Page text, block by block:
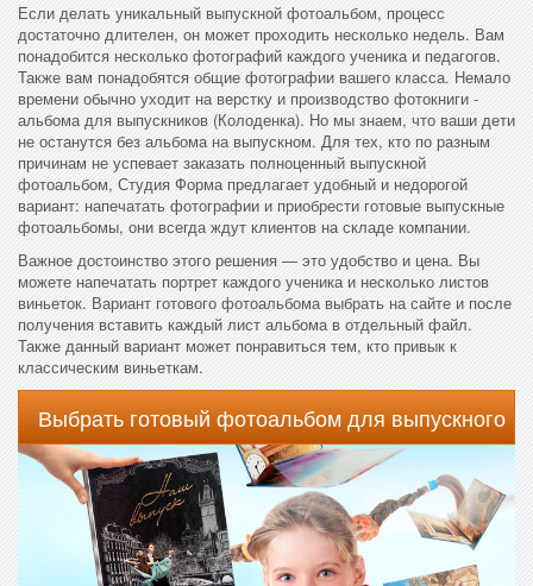
Если делать уникальный выпускной фотоальбом, процесс
достаточно длителен, он может проходить несколько недель. Вам
понадобится несколько фотографий каждого ученика и педагогов.
Также вам понадобятся общие фотографии вашего класса. Немало
времени обычно уходит на верстку и производство фотокниги -
альбома для выпускников (Колоденка). Но мы знаем, что ваши дети
не останутся без альбома на выпускном. Для тех, кто по разным
причинам не успевает заказать полноценный выпускной
фотоальбом, Студия Форма предлагает удобный и недорогой
вариант: напечатать фотографии и приобрести готовые выпускные
фотоальбомы, они всегда ждут клиентов на складе компании.
Важное достоинство этого решения — это удобство и цена. Вы
можете напечатать портрет каждого ученика и несколько листов
виньеток. Вариант готового фотоальбома выбрать на сайте и после
получения вставить каждый лист альбома в отдельный файл.
Также данный вариант может понравиться тем, кто привык к
классическим виньеткам.
Выбрать готовый фотоальбом для выпускного